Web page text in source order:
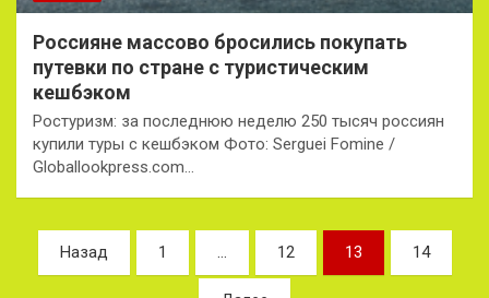
Россияне массово бросились покупать
путевки по стране с туристическим
кешбэком
Ростуризм: за последнюю неделю 250 тысяч россиян
купили туры с кешбэком Фото: Serguei Fomine /
Globallookpress.com…
Пагинация
записей
Назад 1 … 12 13 14